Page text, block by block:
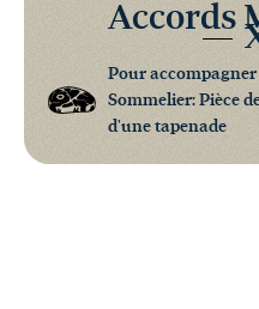
Accords
Pour accompagner
Sommelier: Pièce
d'une tapenade